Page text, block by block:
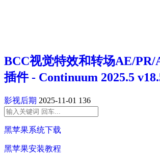
BCC视觉特效和转场AE/PR/
插件 - Continuum 2025.5
影视后期 2025-11-01 136
黑苹果系统下载
黑苹果安装教程